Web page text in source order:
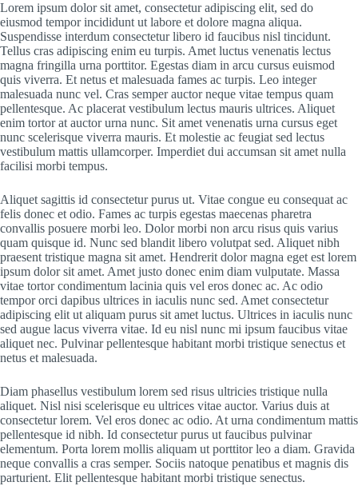
Lorem ipsum dolor sit amet, consectetur adipiscing elit, sed do
eiusmod tempor incididunt ut labore et dolore magna aliqua.
Suspendisse interdum consectetur libero id faucibus nisl tincidunt.
Tellus cras adipiscing enim eu turpis. Amet luctus venenatis lectus
magna fringilla urna porttitor. Egestas diam in arcu cursus euismod
quis viverra. Et netus et malesuada fames ac turpis. Leo integer
malesuada nunc vel. Cras semper auctor neque vitae tempus quam
pellentesque. Ac placerat vestibulum lectus mauris ultrices. Aliquet
enim tortor at auctor urna nunc. Sit amet venenatis urna cursus eget
nunc scelerisque viverra mauris. Et molestie ac feugiat sed lectus
vestibulum mattis ullamcorper. Imperdiet dui accumsan sit amet nulla
facilisi morbi tempus.
Aliquet sagittis id consectetur purus ut. Vitae congue eu consequat ac
felis donec et odio. Fames ac turpis egestas maecenas pharetra
convallis posuere morbi leo. Dolor morbi non arcu risus quis varius
quam quisque id. Nunc sed blandit libero volutpat sed. Aliquet nibh
praesent tristique magna sit amet. Hendrerit dolor magna eget est lorem
ipsum dolor sit amet. Amet justo donec enim diam vulputate. Massa
vitae tortor condimentum lacinia quis vel eros donec ac. Ac odio
tempor orci dapibus ultrices in iaculis nunc sed. Amet consectetur
adipiscing elit ut aliquam purus sit amet luctus. Ultrices in iaculis nunc
sed augue lacus viverra vitae. Id eu nisl nunc mi ipsum faucibus vitae
aliquet nec. Pulvinar pellentesque habitant morbi tristique senectus et
netus et malesuada.
Diam phasellus vestibulum lorem sed risus ultricies tristique nulla
aliquet. Nisl nisi scelerisque eu ultrices vitae auctor. Varius duis at
consectetur lorem. Vel eros donec ac odio. At urna condimentum mattis
pellentesque id nibh. Id consectetur purus ut faucibus pulvinar
elementum. Porta lorem mollis aliquam ut porttitor leo a diam. Gravida
neque convallis a cras semper. Sociis natoque penatibus et magnis dis
parturient. Elit pellentesque habitant morbi tristique senectus.